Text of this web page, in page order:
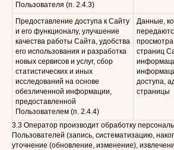
Пользователя (п. 2.4.3)
Предоставление доступа к Сайту
и его функционалу, улучшение
качества работы Сайта, удобства
его использования и разработка
новых сервисов и услуг, сбор
статистических и иных
исследований на основе
обезличенной информации,
предоставленной
Пользователем (п. 2.4.4)
Данные,
страниц
доступа,
страницы
3.3 Оператор производит обработку
Пользователей (запись, систематизацию,
уточнение (обновление, изменение),